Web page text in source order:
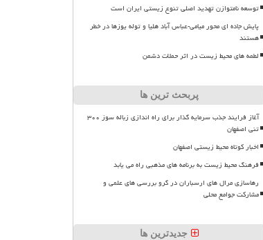
توسعه نامتوازن تهدید اصلی تنوع زیستی ایران است
پایش جاده ای محور میامی-عباس آباد هلیا و توله یوزها در خطر
هستند
لطمه های محیط زیست در اثر حملات دشمن
پربحث ترین ها
آغاز فرایند جذب سرمایه گذار برای راه اندازی زباله سوز ۳۰۰
تنی اصفهان
اخبار کوتاه محیط زیستی اصفهان
فرهنگ محیط زیست به برنامه های مذهبی راه می یابد
رهاسازی مرال های ارسباران در گرو بررسی های علمی و
مشارکت جوامع محلی
جدیدترین ها